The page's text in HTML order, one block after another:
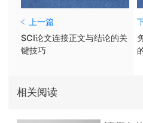
上一篇
SCI论文连接正文与结论的关
键技巧
相关阅读